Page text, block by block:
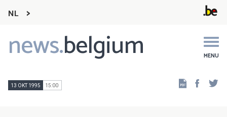
NL
news.belgium MENU
Main
navigation
13 OKT 1995 15:00